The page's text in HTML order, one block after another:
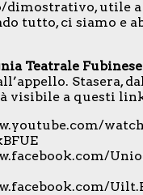
dimostrativo, utile
tutto, ci siamo e
Teatrale Fubinese
Stasera,
visibile a questi